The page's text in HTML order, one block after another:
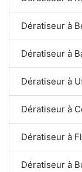
Dératiseur à
Dératiseur à
Dératiseur à
Dératiseur à
Dératiseur à
Dératiseur à